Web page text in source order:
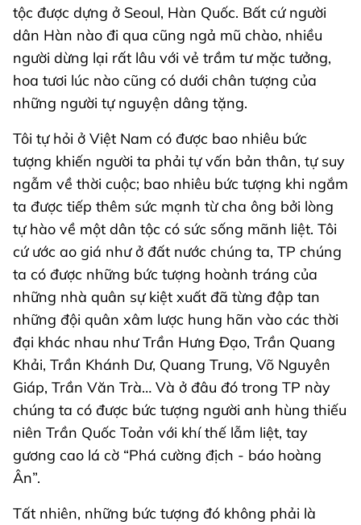
tộc được dựng ở Seoul, Hàn Quốc. Bất cứ người
dân Hàn nào đi qua cũng ngả mũ chào, nhiều
người dừng lại rất lâu với vẻ trầm tư mặc tưởng,
hoa tươi lúc nào cũng có dưới chân tượng của
những người tự nguyện dâng tặng.
Tôi tự hỏi ở Việt Nam có được bao nhiêu bức
tượng khiến người ta phải tự vấn bản thân, tự suy
ngẫm về thời cuộc; bao nhiêu bức tượng khi ngắm
ta được tiếp thêm sức mạnh từ cha ông bởi lòng
tự hào về một dân tộc có sức sống mãnh liệt. Tôi
cứ ước ao giá như ở đất nước chúng ta, TP chúng
ta có được những bức tượng hoành tráng của
những nhà quân sự kiệt xuất đã từng đập tan
những đội quân xâm lược hung hãn vào các thời
đại khác nhau như Trần Hưng Đạo, Trần Quang
Khải, Trần Khánh Dư, Quang Trung, Võ Nguyên
Giáp, Trần Văn Trà… Và ở đâu đó trong TP này
chúng ta có được bức tượng người anh hùng thiếu
niên Trần Quốc Toản với khí thế lẫm liệt, tay
gương cao lá cờ “Phá cường địch - báo hoàng
Ân”.
Tất nhiên, những bức tượng đó không phải là